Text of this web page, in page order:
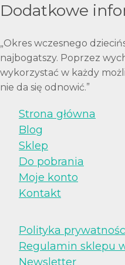
Dodatkowe
„Okres wczesnego
najbogatszy. Poprzez
wykorzystać w każdy
nie da się odnowić.”
Strona główna
Blog
Sklep
Do pobrania
Moje konto
Kontakt
Polityka
Regulamin sklepu
Newsletter